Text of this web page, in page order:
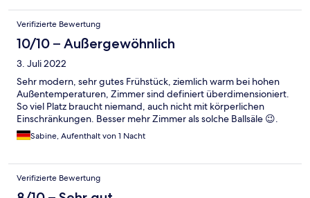
Verifizierte Bewertung
10/10 – Außergewöhnlich
3. Juli 2022
Sehr modern, sehr gutes Frühstück, ziemlich warm bei hohen
Außentemperaturen, Zimmer sind definiert überdimensioniert.
So viel Platz braucht niemand, auch nicht mit körperlichen
Einschränkungen. Besser mehr Zimmer als solche Ballsäle 😉.
Sabine, Aufenthalt von 1 Nacht
Verifizierte Bewertung